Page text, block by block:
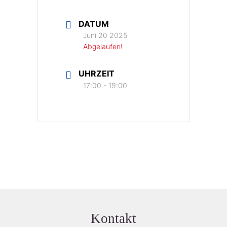
DATUM
Juni 20 2025
Abgelaufen!
UHRZEIT
17:00 - 19:00
Kontakt